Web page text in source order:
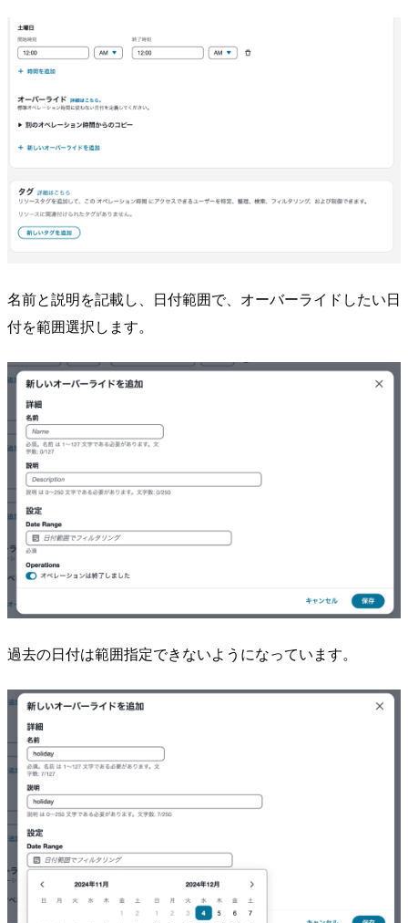
名前と説明を記載し、日付範囲で、オーバーライドしたい日
付を範囲選択します。
過去の日付は範囲指定できないようになっています。